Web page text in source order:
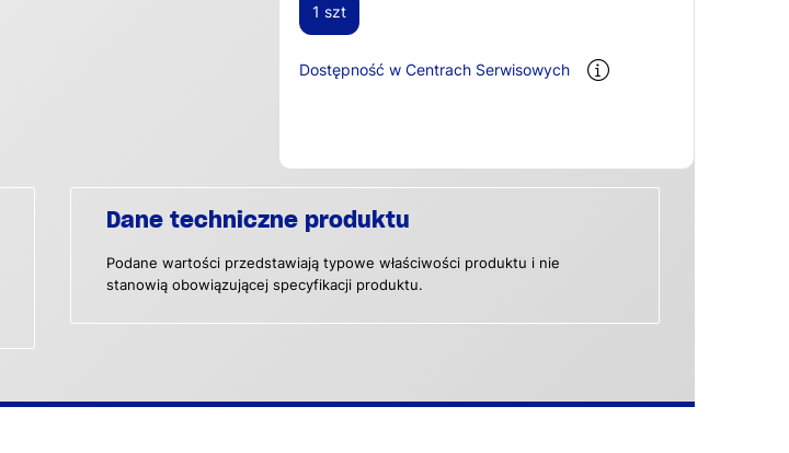
1 szt
Dostępność w Centrach Serwisowych
Dane techniczne produktu
Podane wartości przedstawiają typowe właściwości produktu i nie
stanowią obowiązującej specyfikacji produktu.